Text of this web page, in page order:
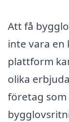
Att få
inte vara en
plattform
olika
företag som